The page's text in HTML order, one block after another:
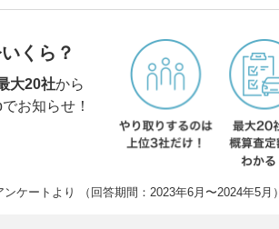
くら？
大20社から
お知らせ！
ケートより （回答期間：2023年6月〜2024年5月）